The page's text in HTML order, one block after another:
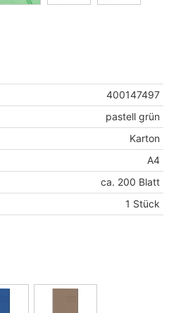
400147497
pastell grün
Karton
A4
ca. 200 Blatt
1 Stück